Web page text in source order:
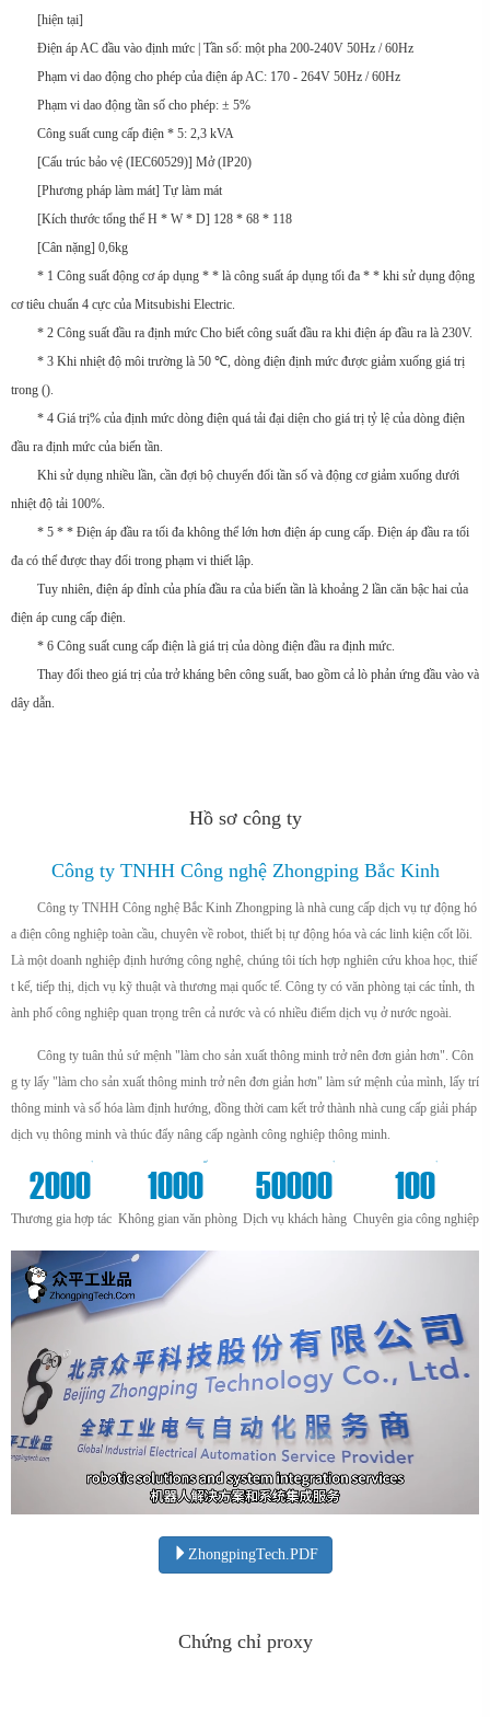
[hiện tại]
Điện áp AC đầu vào định mức | Tần số: một pha 200-240V 50Hz / 60Hz
Phạm vi dao động cho phép của điện áp AC: 170 - 264V 50Hz / 60Hz
Phạm vi dao động tần số cho phép: ± 5%
Công suất cung cấp điện * 5: 2,3 kVA
[Cấu trúc bảo vệ (IEC60529)] Mở (IP20)
[Phương pháp làm mát] Tự làm mát
[Kích thước tổng thể H * W * D] 128 * 68 * 118
[Cân nặng] 0,6kg
* 1 Công suất động cơ áp dụng * * là công suất áp dụng tối đa * * khi sử dụng động
cơ tiêu chuẩn 4 cực của Mitsubishi Electric.
* 2 Công suất đầu ra định mức Cho biết công suất đầu ra khi điện áp đầu ra là 230V.
* 3 Khi nhiệt độ môi trường là 50 ℃, dòng điện định mức được giảm xuống giá trị
trong ().
* 4 Giá trị% của định mức dòng điện quá tải đại diện cho giá trị tỷ lệ của dòng điện
đầu ra định mức của biến tần.
Khi sử dụng nhiều lần, cần đợi bộ chuyển đổi tần số và động cơ giảm xuống dưới
nhiệt độ tải 100%.
* 5 * * Điện áp đầu ra tối đa không thể lớn hơn điện áp cung cấp. Điện áp đầu ra tối
đa có thể được thay đổi trong phạm vi thiết lập.
Tuy nhiên, điện áp đỉnh của phía đầu ra của biến tần là khoảng 2 lần căn bậc hai của
điện áp cung cấp điện.
* 6 Công suất cung cấp điện là giá trị của dòng điện đầu ra định mức.
Thay đổi theo giá trị của trở kháng bên công suất, bao gồm cả lò phản ứng đầu vào và
dây dẫn.
Hồ sơ công ty
Công ty TNHH Công nghệ Zhongping Bắc Kinh
Công ty TNHH Công nghệ Bắc Kinh Zhongping là nhà cung cấp dịch vụ tự động hó
a điện công nghiệp toàn cầu, chuyên về robot, thiết bị tự động hóa và các linh kiện cốt lõi.
Là một doanh nghiệp định hướng công nghệ, chúng tôi tích hợp nghiên cứu khoa học, thiế
t kế, tiếp thị, dịch vụ kỹ thuật và thương mại quốc tế. Công ty có văn phòng tại các tỉnh, th
ành phố công nghiệp quan trọng trên cả nước và có nhiều điểm dịch vụ ở nước ngoài.
Công ty tuân thủ sứ mệnh "làm cho sản xuất thông minh trở nên đơn giản hơn". Côn
g ty lấy "làm cho sản xuất thông minh trở nên đơn giản hơn" làm sứ mệnh của mình, lấy trí
thông minh và số hóa làm định hướng, đồng thời cam kết trở thành nhà cung cấp giải pháp
dịch vụ thông minh và thúc đẩy nâng cấp ngành công nghiệp thông minh.
2000
+
Thương gia hợp tác
1000
m²
Không gian văn phòng
50000
+
Dịch vụ khách hàng
100
+
Chuyên gia công nghiệp
ZhongpingTech.PDF
Chứng chỉ proxy